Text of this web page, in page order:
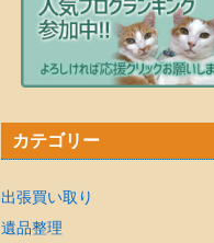
カテゴリー
出張買い取り
遺品整理